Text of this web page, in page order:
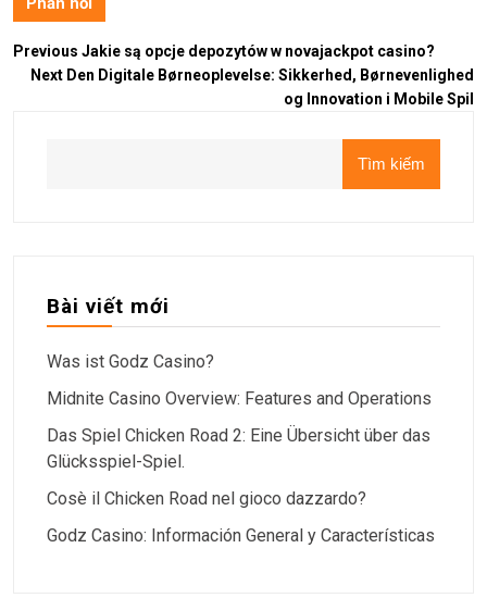
Previous Jakie są opcje depozytów w novajackpot casino?
Next Den Digitale Børneoplevelse: Sikkerhed, Børnevenlighed
og Innovation i Mobile Spil
Tìm kiếm
Bài viết mới
Was ist Godz Casino?
Midnite Casino Overview: Features and Operations
Das Spiel Chicken Road 2: Eine Übersicht über das
Glücksspiel-Spiel.
Cosè il Chicken Road nel gioco dazzardo?
Godz Casino: Información General y Características